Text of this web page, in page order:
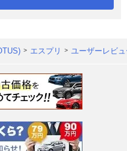
エスプリ ユーザーレビ